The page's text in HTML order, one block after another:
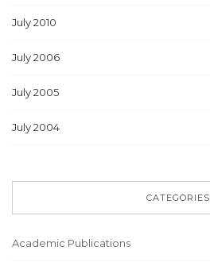
July 2010
July 2006
July 2005
July 2004
CATEGORIES
Academic Publications